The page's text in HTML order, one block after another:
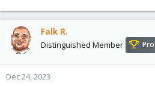
Falk R.
Distinguished Member
Dec 24, 2023